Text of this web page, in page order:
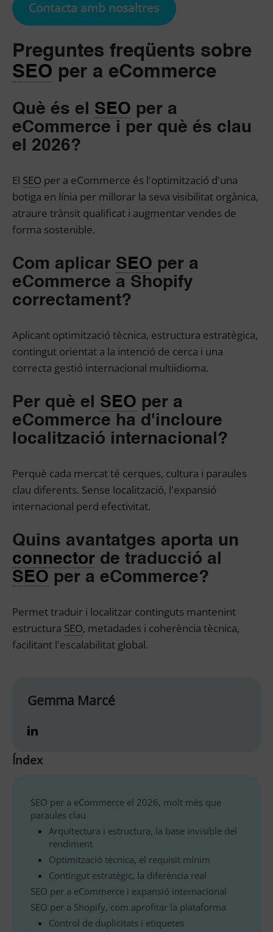
Contacta amb nosaltres
Preguntes freqüents sobre
SEO per a eCommerce
Què és el SEO per a
eCommerce i per què és clau
el 2026?
El SEO per a eCommerce és l'optimització d'una
botiga en línia per millorar la seva visibilitat orgànica,
atraure trànsit qualificat i augmentar vendes de
forma sostenible.
Com aplicar SEO per a
eCommerce a Shopify
correctament?
Aplicant optimització tècnica, estructura estratègica,
contingut orientat a la intenció de cerca i una
correcta gestió internacional multiidioma.
Per què el SEO per a
eCommerce ha d'incloure
localització internacional?
Perquè cada mercat té cerques, cultura i paraules
clau diferents. Sense localització, l'expansió
internacional perd efectivitat.
Quins avantatges aporta un
connector de traducció al
SEO per a eCommerce?
Permet traduir i localitzar continguts mantenint
estructura SEO, metadades i coherència tècnica,
facilitant l'escalabilitat global.
Gemma Marcé
Índex
SEO per a eCommerce el 2026, molt més que
paraules clau
Arquitectura i estructura, la base invisible del
rendiment
Optimització tècnica, el requisit mínim
Contingut estratègic, la diferència real
SEO per a eCommerce i expansió internacional
SEO per a Shopify, com aprofitar la plataforma
Control de duplicitats i etiquetes